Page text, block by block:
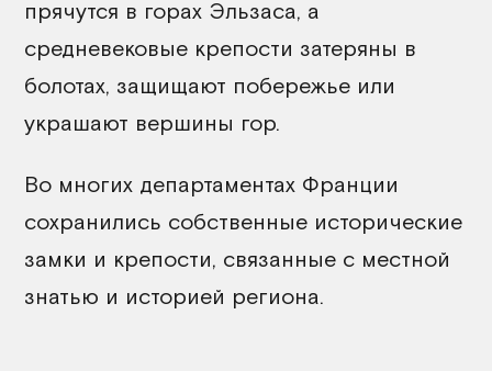
прячутся в горах Эльзаса, а
средневековые крепости затеряны в
болотах, защищают побережье или
украшают вершины гор.
Во многих департаментах Франции
сохранились собственные исторические
замки и крепости, связанные с местной
знатью и историей региона.